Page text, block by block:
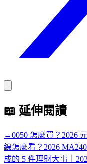
📖 延伸閱讀
→0050 怎麼買？2026
線怎麼看？2026
成的 5 件理財大事｜